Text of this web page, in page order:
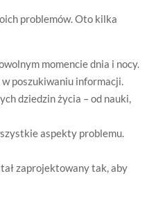
problemów. Oto kilka
momencie dnia i nocy.
poszukiwaniu informacji.
dziedzin życia – od nauki,
aspekty problemu.
zaprojektowany tak, aby